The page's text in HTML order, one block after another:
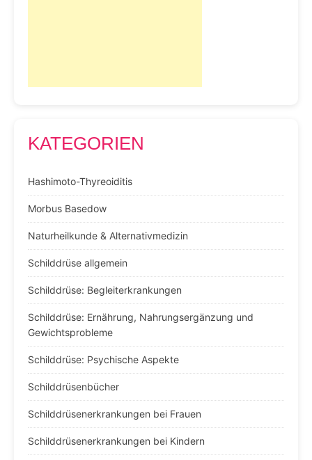
KATEGORIEN
Hashimoto-Thyreoiditis
Morbus Basedow
Naturheilkunde & Alternativmedizin
Schilddrüse allgemein
Schilddrüse: Begleiterkrankungen
Schilddrüse: Ernährung, Nahrungsergänzung und
Gewichtsprobleme
Schilddrüse: Psychische Aspekte
Schilddrüsenbücher
Schilddrüsenerkrankungen bei Frauen
Schilddrüsenerkrankungen bei Kindern